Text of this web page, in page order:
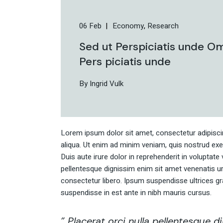
06 Feb Economy Research
Sed ut Perspiciatis unde
Pers piciatis unde
By Ingrid Vulk
Lorem ipsum dolor sit amet, consectetur
aliqua. Ut enim ad minim veniam, quis nostrud
Duis aute irure dolor in reprehenderit in
pellentesque dignissim enim sit amet venenatis
consectetur libero. Ipsum suspendisse ultrices
suspendisse in est ante in nibh mauris cursus.